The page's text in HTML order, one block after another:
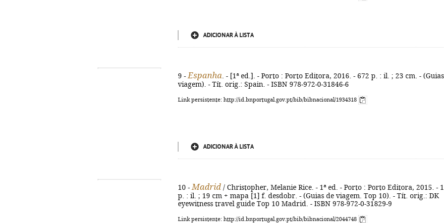
ADICIONAR À LISTA
9 - Espanha . - [1ª ed.]. - Porto : Porto Editora, 2016. - 672 p. : il. ; 23 cm. -
viagem). - Tít. orig.: Spain. - ISBN 978-972-0-31846-6
Link persistente: http://id.bnportugal.gov.pt/bib/bibnacional/1934318
ADICIONAR À LISTA
10 - Madrid / Christopher, Melanie Rice. - 1ª ed. - Porto : Porto Editora, 2015. -
p. : il. ; 19 cm + mapa [1] f. desdobr. - (Guias de viagem. Top 10). - Tít. orig.: DK
eyewitness travel guide Top 10 Madrid. - ISBN 978-972-0-31829-9
Link persistente: http://id.bnportugal.gov.pt/bib/bibnacional/2044748